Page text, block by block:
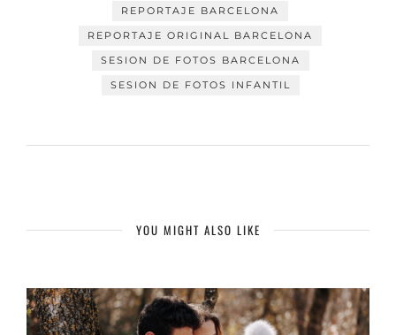
REPORTAJE BARCELONA
REPORTAJE ORIGINAL BARCELONA
SESION DE FOTOS BARCELONA
SESION DE FOTOS INFANTIL
YOU MIGHT ALSO LIKE